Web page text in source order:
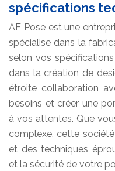
spécifications
AF Pose est une
spécialise dans la
selon vos
dans la création de
étroite collaboration
besoins et créer une
à vos attentes. Que
complexe, cette
et des techniques
et la sécurité de votre